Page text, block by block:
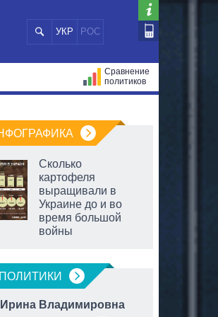
УКР РОС
Сравнение
политиков
Сколько
картофеля
выращивали в
Украине до и во
время большой
войны
ПОЛИТИКИ
Ирина Владимировна